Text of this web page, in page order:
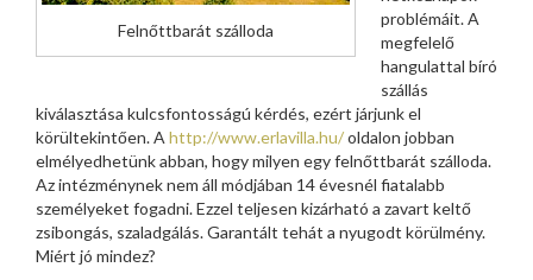
Felnőttbarát szálloda
problémáit. A
megfelelő
hangulattal bíró
szállás
kiválasztása kulcsfontosságú kérdés, ezért járjunk el
körültekintően. A http://www.erlavilla.hu/oldalon jobban
elmélyedhetünk abban, hogy milyen egy felnőttbarát szálloda.
Az intézménynek nem áll módjában 14 évesnél fiatalabb
személyeket fogadni. Ezzel teljesen kizárható a zavart keltő
zsibongás, szaladgálás. Garantált tehát a nyugodt körülmény.
Miért jó mindez?